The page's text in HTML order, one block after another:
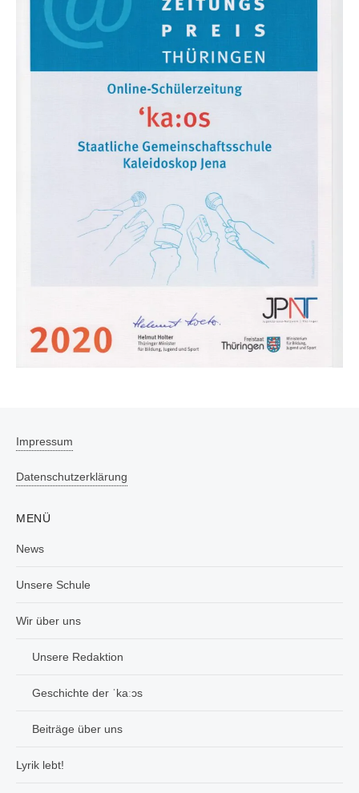
Impressum
Datenschutzerklärung
MENÜ
News
Unsere Schule
Wir über uns
Unsere Redaktion
Geschichte der ˈkaːɔs
Beiträge über uns
Lyrik lebt!